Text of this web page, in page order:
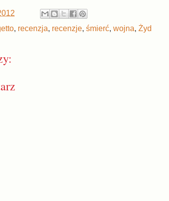
, recenzja, recenzje, śmierć, wojna, Żyd